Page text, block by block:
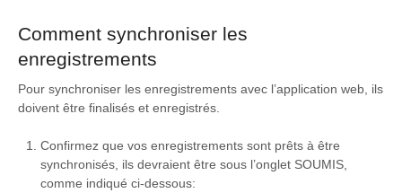
Comment synchroniser les
enregistrements
Pour synchroniser les enregistrements avec l’application web, ils
doivent être finalisés et enregistrés.
Confirmez que vos enregistrements sont prêts à être
synchronisés, ils devraient être sous l’onglet SOUMIS,
comme indiqué ci-dessous: